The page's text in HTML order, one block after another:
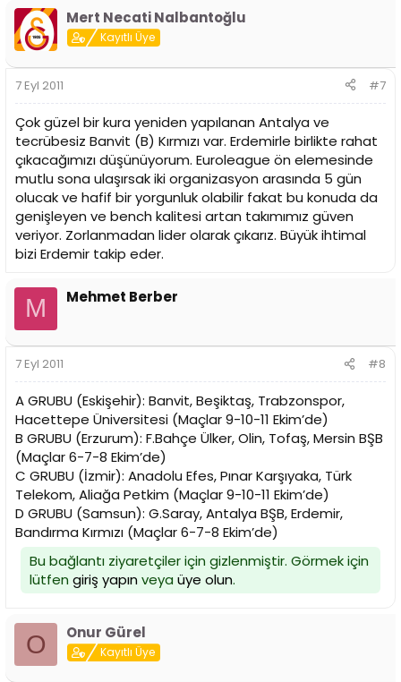
Mert Necati Nalbantoğlu
Kayıtlı Üye
7 Eyl 2011 #7
Çok güzel bir kura yeniden yapılanan Antalya ve
tecrübesiz Banvit (B) Kırmızı var. Erdemirle birlikte rahat
çıkacağımızı düşünüyorum. Euroleague ön elemesinde
mutlu sona ulaşırsak iki organizasyon arasında 5 gün
olucak ve hafif bir yorgunluk olabilir fakat bu konuda da
genişleyen ve bench kalitesi artan takımımız güven
veriyor. Zorlanmadan lider olarak çıkarız. Büyük ihtimal
bizi Erdemir takip eder.
M Mehmet Berber
7 Eyl 2011 #8
A GRUBU (Eskişehir): Banvit, Beşiktaş, Trabzonspor,
Hacettepe Üniversitesi (Maçlar 9-10-11 Ekim’de)
B GRUBU (Erzurum): F.Bahçe Ülker, Olin, Tofaş, Mersin BŞB
(Maçlar 6-7-8 Ekim’de)
C GRUBU (İzmir): Anadolu Efes, Pınar Karşıyaka, Türk
Telekom, Aliağa Petkim (Maçlar 9-10-11 Ekim’de)
D GRUBU (Samsun): G.Saray, Antalya BŞB, Erdemir,
Bandırma Kırmızı (Maçlar 6-7-8 Ekim’de)
Bu bağlantı ziyaretçiler için gizlenmiştir. Görmek için
lütfen giriş yapınveya üye olun.
O Onur Gürel
Kayıtlı Üye